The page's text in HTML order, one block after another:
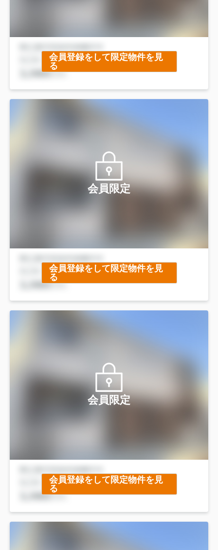
会員登録をして限定物件を見
る
会員限定
会員登録をして限定物件を見
る
会員限定
会員登録をして限定物件を見
る